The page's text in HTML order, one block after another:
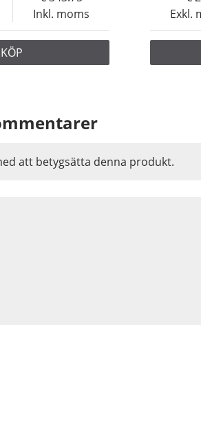
Inkl. moms
KÖP
Exkl.
att betygsätta denna produkt.